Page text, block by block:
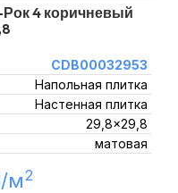
Рок 4 коричневый
CDB00032953
Напольная плитка
Настенная плитка
29,8x29,8
матовая
м2